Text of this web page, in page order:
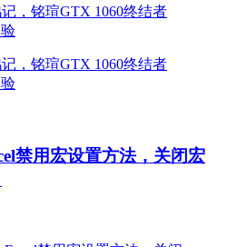
禁用宏设置方法，关闭宏